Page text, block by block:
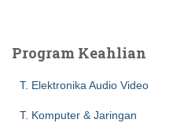
h
Program Keahlian
T. Elektronika Audio Video
T. Komputer & Jaringan